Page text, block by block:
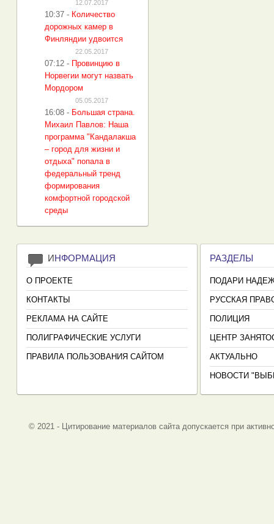
12.07.2017
10:37 - Количество
дорожных камер в
Финляндии удвоится
22.05.2017
07:12 - Провинцию в
Норвегии могут назвать
Мордором
05.05.2017
16:08 - Большая страна.
Михаил Павлов: Наша
программа "Кандалакша
– город для жизни и
отдыха" попала в
федеральный тренд
формирования
комфортной городской
среды
ИНФОРМАЦИЯ
О ПРОЕКТЕ
КОНТАКТЫ
РЕКЛАМА НА САЙТЕ
ПОЛИГРАФИЧЕСКИЕ УСЛУГИ
ПРАВИЛА ПОЛЬЗОВАНИЯ САЙТОМ
РАЗДЕЛЫ
ПОДАРИ
РУССКАЯ
ПОЛИЦИЯ
ЦЕНТР
АКТУАЛЬНО
НОВОСТИ
© 2021 - Цитирование материалов сайта допускается при